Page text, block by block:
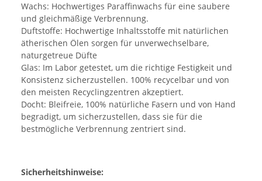
Wachs: Hochwertiges Paraffinwachs für eine saubere
und gleichmäßige Verbrennung.
Duftstoffe: Hochwertige Inhaltsstoffe mit natürlichen
ätherischen Ölen sorgen für unverwechselbare,
naturgetreue Düfte
Glas: Im Labor getestet, um die richtige Festigkeit und
Konsistenz sicherzustellen. 100% recycelbar und von
den meisten Recyclingzentren akzeptiert.
Docht: Bleifreie, 100% natürliche Fasern und von Hand
begradigt, um sicherzustellen, dass sie für die
bestmögliche Verbrennung zentriert sind.
Sicherheitshinweise: